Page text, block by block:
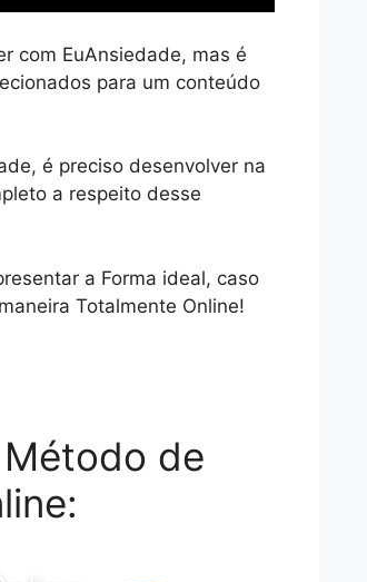
com EuAnsiedade, mas é
para um conteúdo
é preciso desenvolver na
a respeito desse
a Forma ideal, caso
Totalmente Online!
de